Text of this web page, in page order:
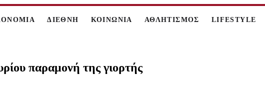
ΔΙΕΘΝΗ ΚΟΙΝΩΝΙΑ ΑΘΛΗΤΙΣΜΟΣ LIFESTYLE
παραμονή της γιορτής